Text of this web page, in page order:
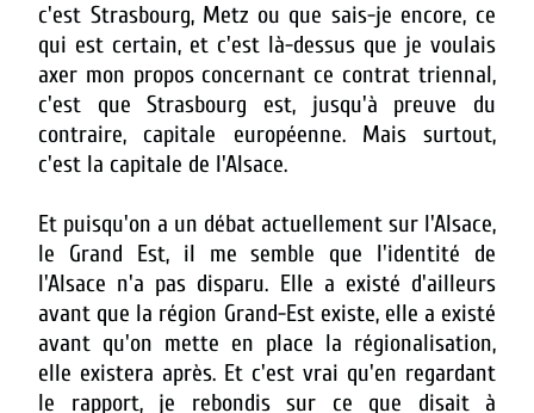
c'est Strasbourg, Metz ou que sais-je encore, ce
qui est certain, et c'est là-dessus que je voulais
axer mon propos concernant ce contrat triennal,
c'est que Strasbourg est, jusqu'à preuve du
contraire, capitale européenne. Mais surtout,
c'est la capitale de l'Alsace.
Et puisqu'on a un débat actuellement sur l'Alsace,
le Grand Est, il me semble que l'identité de
l'Alsace n'a pas disparu. Elle a existé d'ailleurs
avant que la région Grand-Est existe, elle a existé
avant qu'on mette en place la régionalisation,
elle existera après. Et c'est vrai qu'en regardant
le rapport, je rebondis sur ce que disait à